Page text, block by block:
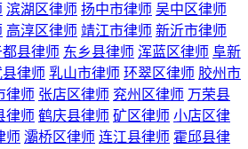
滨湖区律师 扬中市律师 吴中区律师
高淳区律师 靖江市律师 新沂市律师
都县律师 东乡县律师 浑蓝区律师 阜新
县律师 乳山市律师 环翠区律师 胶州市
律师 张店区律师 兖州区律师 万荣县
律师 鹤庆县律师 矿区律师 小店区律
师 灞桥区律师 连江县律师 霍邱县律